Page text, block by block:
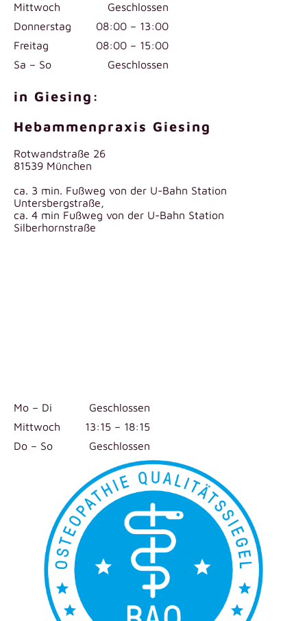
Mittwoch
Geschlossen
Donnerstag
08:00 – 13:00
Freitag
08:00 – 15:00
Sa – So
Geschlossen
in Giesing:
Hebammenpraxis Giesing
Rotwandstraße 26
81539 München
ca. 3 min. Fußweg von der U-Bahn Station
Untersbergstraße,
ca. 4 min Fußweg von der U-Bahn Station
Silberhornstraße
Mo – Di
Geschlossen
Mittwoch
13:15 – 18:15
Do – So
Geschlossen